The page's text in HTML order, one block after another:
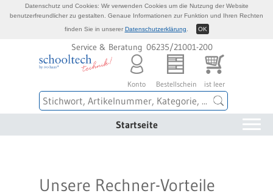
Service & Beratung 06235/21001-200
Konto Bestellschein ist leer
Startseite
Unsere Rechner-Vorteile
Datenschutz und Cookies: Wir verwenden Cookies um die Nutzung der Website
benutzerfreundlicher zu gestalten. Genaue Informationen zur Funktion und Ihren Rechten
finden Sie in unserer Datenschutzerklärung OK